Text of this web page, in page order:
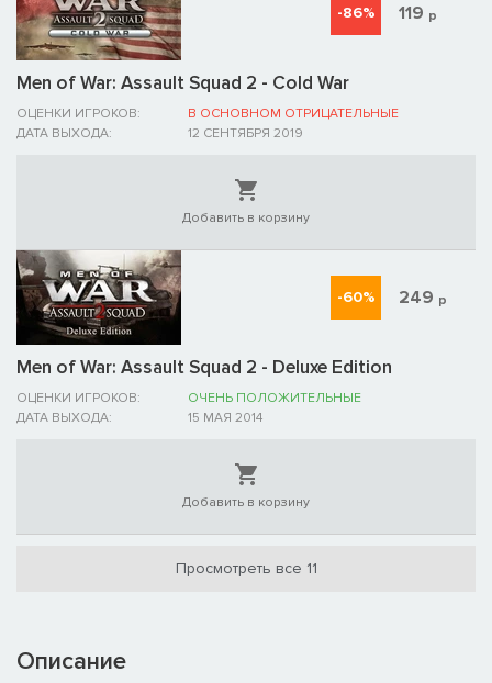
Men of War: Assault Squad 2 - Cold War
ОЦЕНКИ ИГРОКОВ:
В ОСНОВНОМ ОТРИЦАТЕЛЬНЫЕ
ДАТА ВЫХОДА:
12 СЕНТЯБРЯ 2019
-86% 119 р
Добавить в корзину
Men of War: Assault Squad 2 - Deluxe Edition
ОЦЕНКИ ИГРОКОВ:
ОЧЕНЬ ПОЛОЖИТЕЛЬНЫЕ
ДАТА ВЫХОДА:
15 МАЯ 2014
-60% 249 р
Добавить в корзину
Просмотреть все 11
Описание